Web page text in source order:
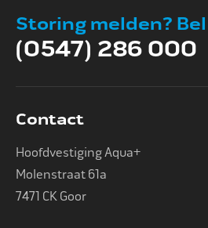
Impact
Mijn Aqua+
Storing melden?
(0547) 286 000
Contact
Hoofdvestiging Aqua+
Molenstraat 61a
7471 CK Goor